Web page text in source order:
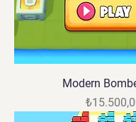
Modern
Fiyat